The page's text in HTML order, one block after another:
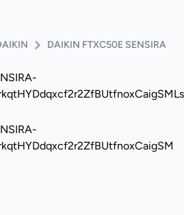
DAIKIN FTXC50E SENSIRA